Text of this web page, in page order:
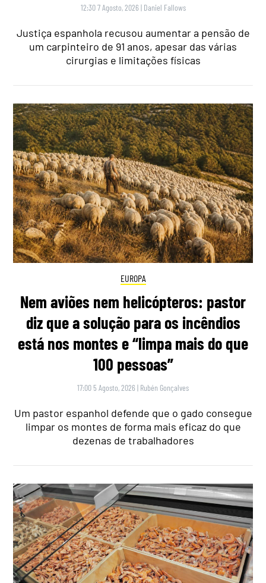
12:30 7 Agosto, 2026 | Daniel Fallows
Justiça espanhola recusou aumentar a pensão de
um carpinteiro de 91 anos, apesar das várias
cirurgias e limitações físicas
EUROPA
Nem aviões nem helicópteros: pastor
diz que a solução para os incêndios
está nos montes e “limpa mais do que
100 pessoas”
17:00 5 Agosto, 2026 | Rubén Gonçalves
Um pastor espanhol defende que o gado consegue
limpar os montes de forma mais eficaz do que
dezenas de trabalhadores